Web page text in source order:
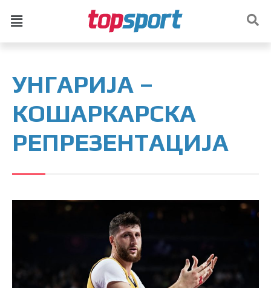
УНГАРИЈА –
КОШАРКАРСКА
РЕПРЕЗЕНТАЦИЈА